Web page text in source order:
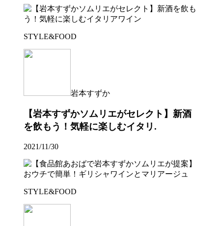
STYLE&FOOD
岩本すずか
【岩本すずかソムリエがセレクト】新酒
を飲もう！気軽に楽しむイタリ.
2021/11/30
STYLE&FOOD